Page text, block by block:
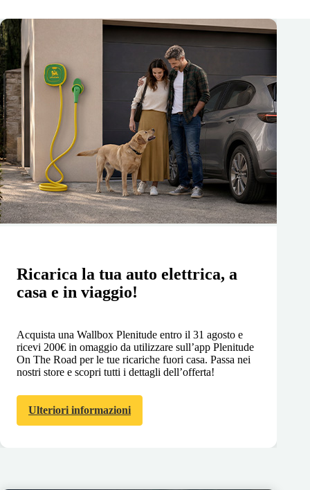
Ricarica la tua auto elettrica, a
casa e in viaggio!
Acquista una Wallbox Plenitude entro il 31 agosto e
ricevi 200€ in omaggio da utilizzare sull’app Plenitude
On The Road per le tue ricariche fuori casa. Passa nei
nostri store e scopri tutti i dettagli dell’offerta!
Ulteriori informazioni